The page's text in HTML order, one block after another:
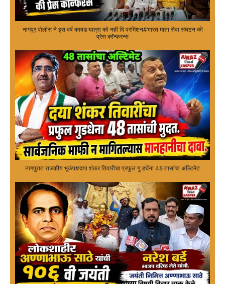
नागपूर पोलीस ने इस वर्ष कावड यात्रा को नहीं दि परमिशन#भारत माता सेवा संघटन की
प्रेस कॉन्फरन्स
नागपुरात राजकीय भूकंप#दया शंकर तिवारीचा प्रफुल गु डधेंना 48 तासांचा अल्टिमेट